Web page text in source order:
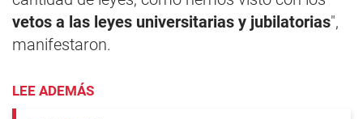
vetos a las leyes universitarias y jubilatorias",
manifestaron.
LEE ADEMÁS